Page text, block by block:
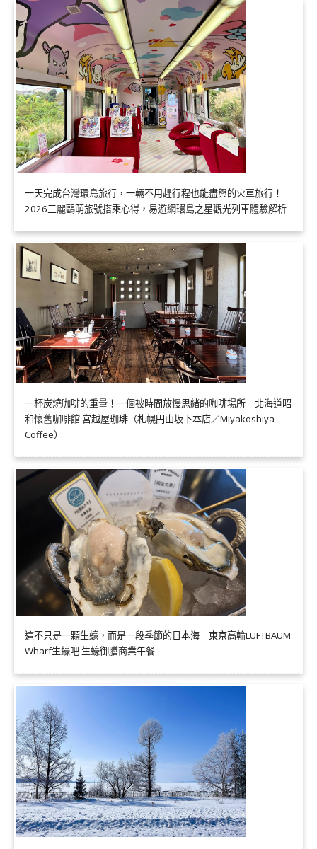
一天完成台灣環島旅行，一輛不用趕行程也能盡興的火車旅行！
2026三麗鷗萌旅號搭乘心得，易遊網環島之星觀光列車體驗解析
一杯炭燒咖啡的重量！一個被時間放慢思緒的咖啡場所｜北海道昭
和懷舊咖啡館 宮越屋珈琲（札幌円山坂下本店／Miyakoshiya
Coffee）
這不只是一顆生蠔，而是一段季節的日本海｜東京高輪LUFTBAUM
Wharf生蠔吧 生蠔御膳商業午餐